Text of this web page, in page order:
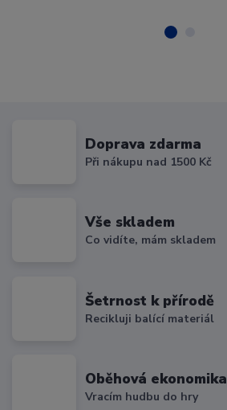
Doprava zdarma
Při nákupu nad 1500 Kč
Vše skladem
Co vidíte, mám skladem
Šetrnost k přírodě
Recikluji balící materiál
Oběhová ekonomika
Vracím hudbu do hry